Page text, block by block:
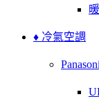
♦ 冷氣空調